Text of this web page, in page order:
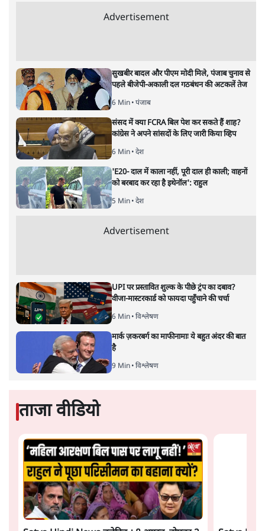
भारत–यूरोप संवाद: दूरदर्शी रणनीति या
हालात से उपजा मोड़?
विश्लेषण| सतीश झा| 29 JAN, 2026
भारत ईयू मुक्त व्यापार समझौताः ईयू अध्यक्ष उर्सुला वॉन डेर लेयेन और
पीएम मोदी
सतीश झा
का झुकाव एक लंबा रणनीतिक नज़रिया है या वैश्विक दबावों और
अमेरिकी अनिश्चितता की वजह से उठाया गया एक कदम है? वरिष्ठ
पत्रकार सतीश झा का आकलनः
कूटनीति में समय ही सबसे
बड़ा कारक होता है। भारत का यूरोप की
ओर ताज़ा झुकाव—जिसका ठोस रूप हाल ही में संपन्न भारत–
किसी दीर्घकालिक रणनीतिक दूरदृष्टि की पराकाष्ठा कम, और
परिस्थितियों के दबाव में लिया गया एक तेज़ निर्णय अधिक लगता
सत्य हिन्दी ऐपडाउनलोडकरें